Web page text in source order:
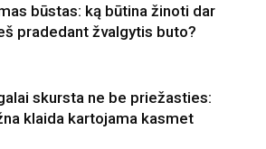
būstas: ką būtina žinoti dar
pradedant žvalgytis buto?
skursta ne be priežasties:
klaida kartojama kasmet